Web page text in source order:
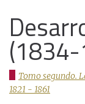
Tomo segundo.
1821 - 1861